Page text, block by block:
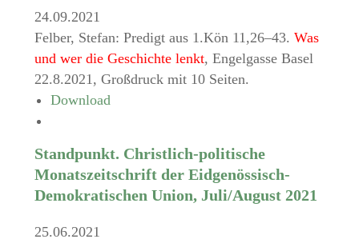
24.09.2021
Felber, Stefan: Predigt aus 1.Kön 11,26–43. Was
und wer die Geschichte lenkt, Engelgasse Basel
22.8.2021, Großdruck mit 10 Seiten.
Download
Standpunkt. Christlich-politische
Monatszeitschrift der Eidgenössisch-
Demokratischen Union, Juli/August 2021
25.06.2021